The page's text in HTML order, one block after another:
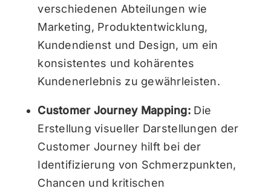
verschiedenen Abteilungen wie
Marketing, Produktentwicklung,
Kundendienst und Design, um ein
konsistentes und kohärentes
Kundenerlebnis zu gewährleisten.
Customer Journey Mapping: Die
Erstellung visueller Darstellungen der
Customer Journey hilft bei der
Identifizierung von Schmerzpunkten,
Chancen und kritischen